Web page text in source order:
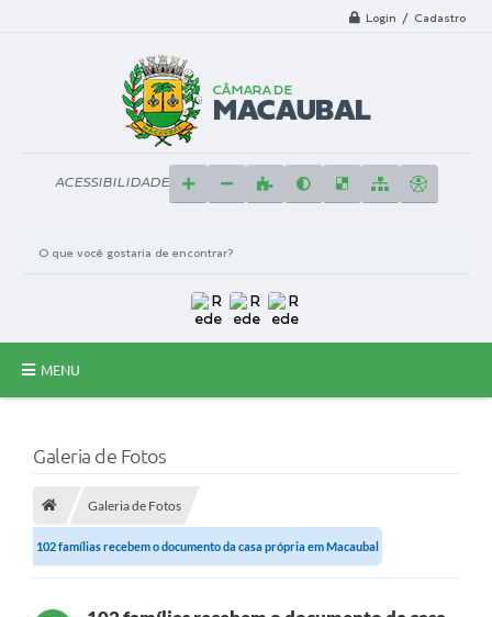
Login / Cadastro
ACESSIBILIDADE
MENU
A Câmara
Município
Utilidades
Galeria de Fotos
Galeria de Fotos
102 famílias recebem o documento da casa própria em Macaubal